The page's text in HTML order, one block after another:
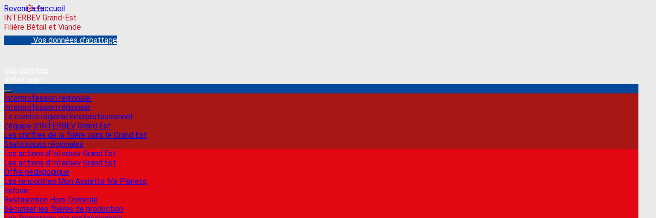
Revenir à l'accueil
INTERBEV Grand-Est
Filière Bétail et Viande
Vos données d'abattage
Interprofession régionale
Interprofession régionale
Le comité régional interprofessionnel
L'équipe d'INTERBEV Grand Est
Les chiffres de la filière dans le Grand Est
Statistiques régionales
Les actions d'Interbev Grand Est
Les actions d'Interbev Grand Est
Offre pédagogique
Les rencontres Mon Assiette Ma Planete
Inn'ovin
Restauration Hors Domicile
Sécuriser les filières de production